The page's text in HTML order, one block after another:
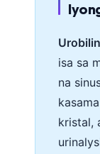
isa sa
na
kristal,